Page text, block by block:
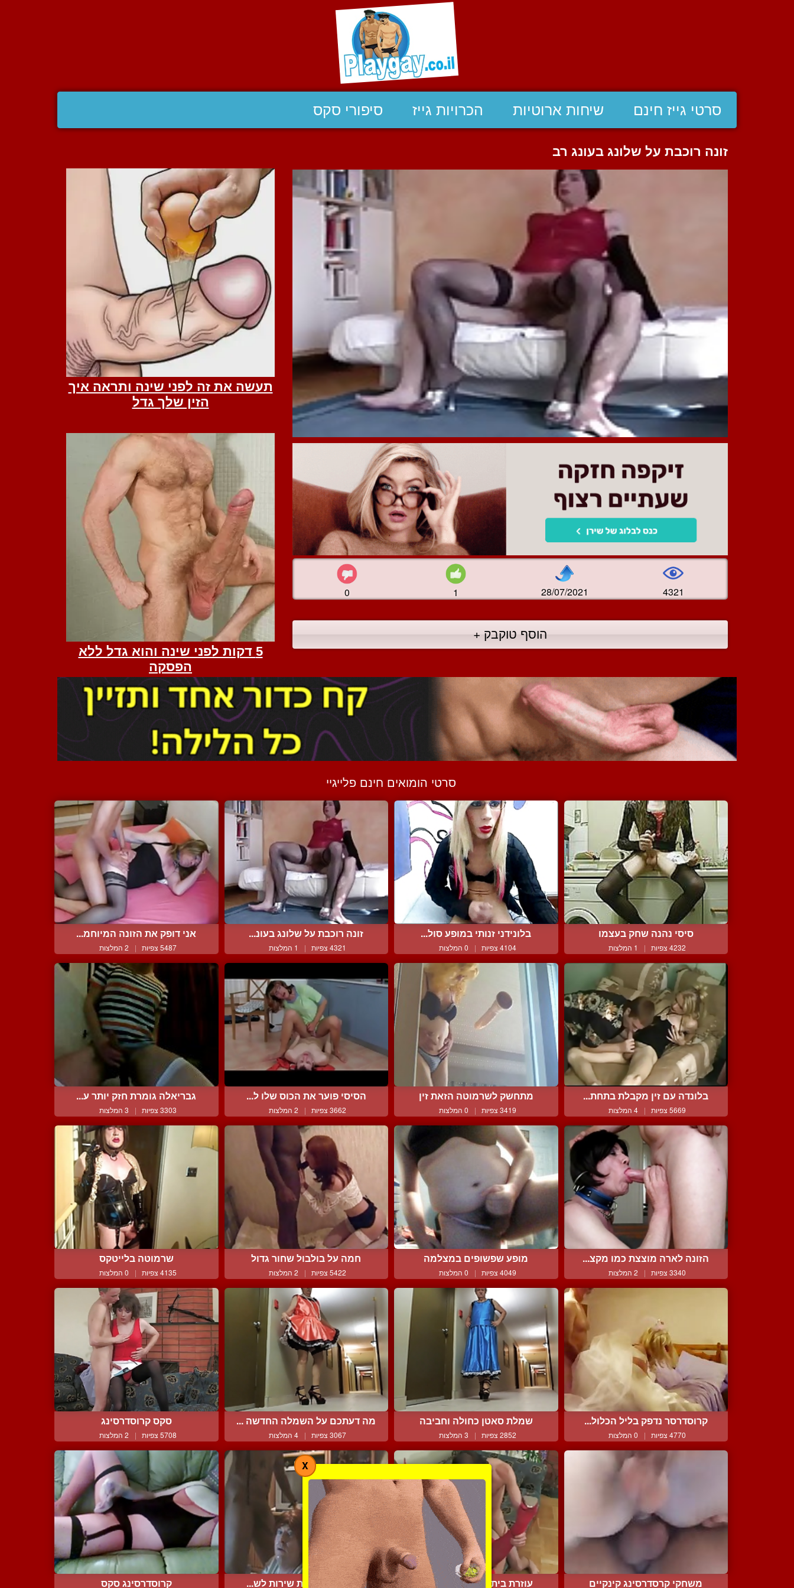
סרטי גייז חינם שיחות ארוטיות הכרויות גייז סיפורי סקס
זונה רוכבת על שלונג בעונג רב
0 1 28/07/2021 4321
הוסף טוקבק +
סרטי הומואים חינם פלייגיי
סיסי נהנה שחק בעצמו
4232 צפיות | 1 המלצות
בלונידני זנותי במופע סול...
4104 צפיות | 0 המלצות
זונה רוכבת על שלונג בעונ...
4321 צפיות | 1 המלצות
אני דופק את הזונה המיוחמ...
5487 צפיות | 2 המלצות
בלונדה עם זין מקבלת בתחת...
5669 צפיות | 4 המלצות
מתחשק לשרמוטה הזאת זין
3419 צפיות | 0 המלצות
הסיסי פוער את הכוס שלו ל...
3662 צפיות | 2 המלצות
גבריאלה גומרת חזק יותר ע...
3303 צפיות | 3 המלצות
הזונה לארה מוצצת כמו מקצ...
3340 צפיות | 2 המלצות
מופע שפשופים במצלמה
4049 צפיות | 0 המלצות
חמה על בולבול שחור גדול
5422 צפיות | 2 המלצות
שרמוטה בלייטקס
4135 צפיות | 0 המלצות
קרוסדרסר נדפק בליל הכלול...
4770 צפיות | 0 המלצות
שמלת סאטן כחולה וחביבה
2852 צפיות | 3 המלצות
מה דעתכם על השמלה החדשה ...
3067 צפיות | 4 המלצות
סקס קרוסדרסינג
5708 צפיות | 2 המלצות
משחקי קרסדרסינג קינקיים עוזרת בית זונה רוצה להיד... תמי הזונה נותנת שירות לש... קרוסדרסינג סקס
X